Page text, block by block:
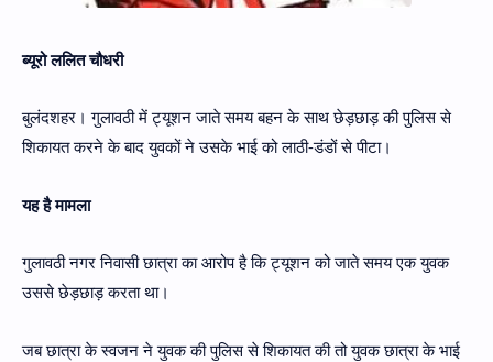
ब्यूरो ललित चौधरी
बुलंदशहर। गुलावठी में ट्यूशन जाते समय बहन के साथ छेड़छाड़ की पुलिस से
शिकायत करने के बाद युवकों ने उसके भाई को लाठी-डंडों से पीटा।
यह है मामला
गुलावठी नगर निवासी छात्रा का आरोप है कि ट्यूशन को जाते समय एक युवक
उससे छेड़छाड़ करता था।
जब छात्रा के स्वजन ने युवक की पुलिस से शिकायत की तो युवक छात्रा के भाई